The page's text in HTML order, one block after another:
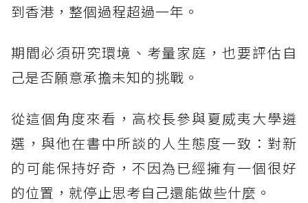
到香港，整個過程超過一年。
期間必須研究環境、考量家庭，也要評估自
己是否願意承擔未知的挑戰。
從這個角度來看，高校長參與夏威夷大學遴
選，與他在書中所談的人生態度一致：對新
的可能保持好奇，不因為已經擁有一個很好
的位置，就停止思考自己還能做些什麼。